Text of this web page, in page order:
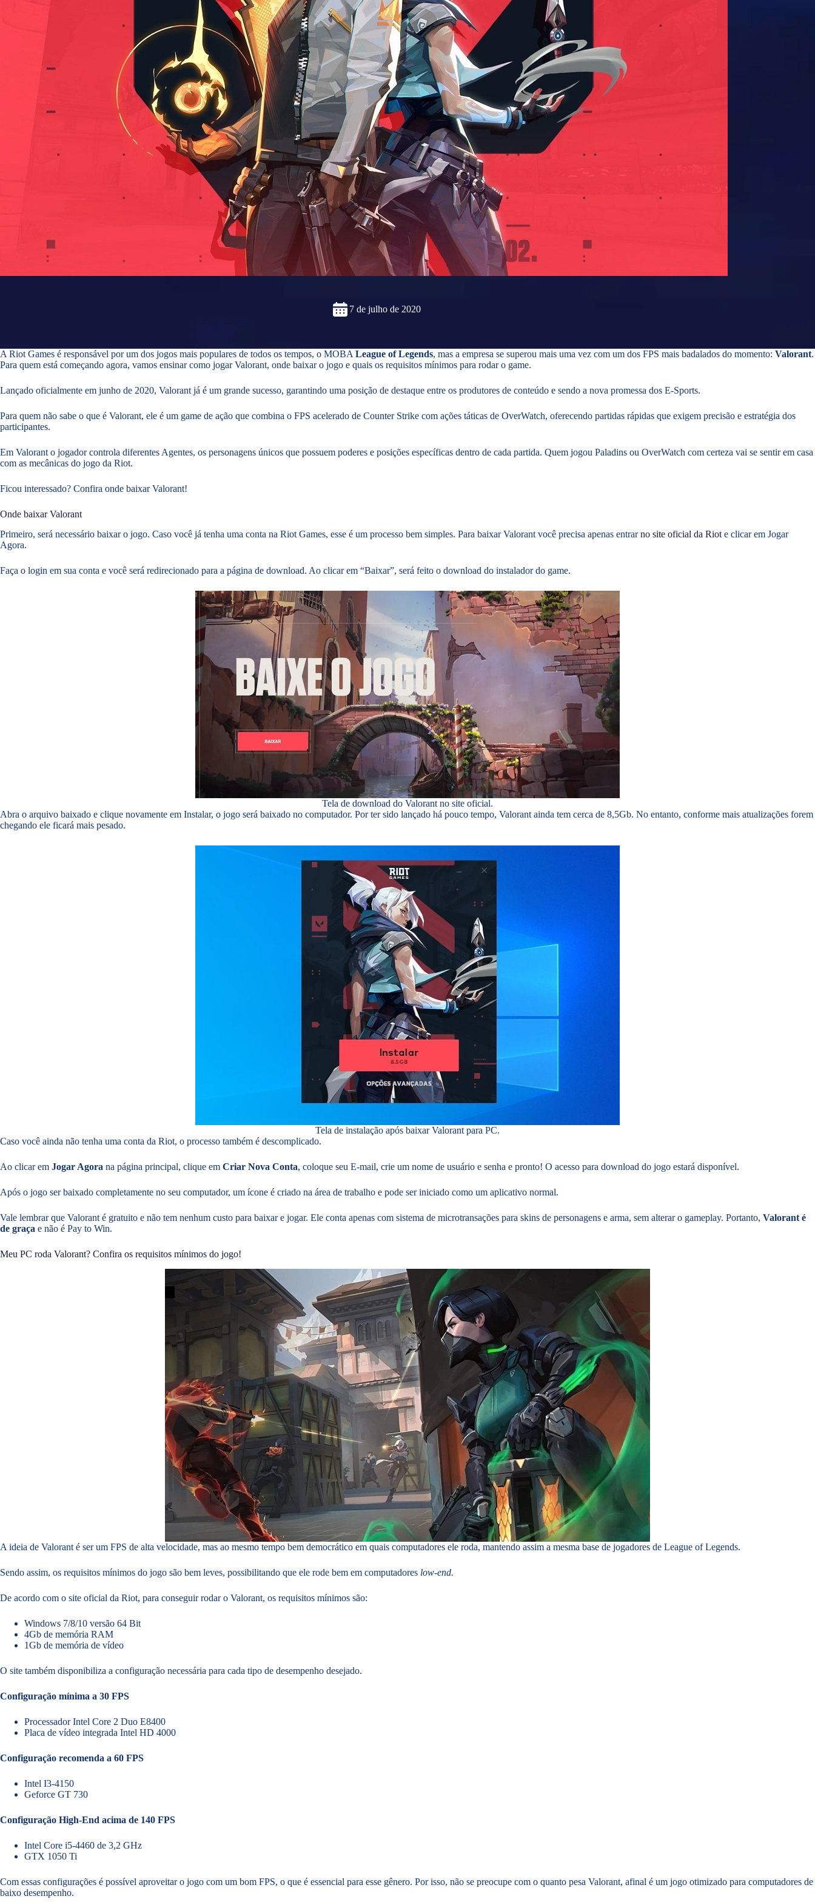
7 de julho de 2020
A Riot Games é responsável por um dos jogos mais populares de todos os tempos, o MOBA League of Legends, mas a empresa se superou mais uma vez com um dos FPS mais badalados do momento: Valorant.
Para quem está começando agora, vamos ensinar como jogar Valorant, onde baixar o jogo e quais os requisitos mínimos para rodar o game.
Lançado oficialmente em junho de 2020, Valorant já é um grande sucesso, garantindo uma posição de destaque entre os produtores de conteúdo e sendo a nova promessa dos E-Sports.
Para quem não sabe o que é Valorant, ele é um game de ação que combina o FPS acelerado de Counter Strike com ações táticas de OverWatch, oferecendo partidas rápidas que exigem precisão e estratégia dos
participantes.
Em Valorant o jogador controla diferentes Agentes, os personagens únicos que possuem poderes e posições específicas dentro de cada partida. Quem jogou Paladins ou OverWatch com certeza vai se sentir em casa
com as mecânicas do jogo da Riot.
Ficou interessado? Confira onde baixar Valorant!
Onde baixar Valorant
Primeiro, será necessário baixar o jogo. Caso você já tenha uma conta na Riot Games, esse é um processo bem simples. Para baixar Valorant você precisa apenas entrarno site oficial da Riot e clicar em Jogar
Agora.
Faça o login em sua conta e você será redirecionado para a página de download. Ao clicar em “Baixar”, será feito o download do instalador do game.
Tela de download do Valorant no site oficial.
Abra o arquivo baixado e clique novamente em Instalar, o jogo será baixado no computador. Por ter sido lançado há pouco tempo, Valorant ainda tem cerca de 8,5Gb. No entanto, conforme mais atualizações forem
chegando ele ficará mais pesado.
Tela de instalação após baixar Valorant para PC.
Caso você ainda não tenha uma conta da Riot, o processo também é descomplicado.
Ao clicar em Jogar Agora na página principal, clique em Criar Nova Conta, coloque seu E-mail, crie um nome de usuário e senha e pronto! O acesso para download do jogo estará disponível.
Após o jogo ser baixado completamente no seu computador, um ícone é criado na área de trabalho e pode ser iniciado como um aplicativo normal.
Vale lembrar que Valorant é gratuito e não tem nenhum custo para baixar e jogar. Ele conta apenas com sistema de microtransações para skins de personagens e arma, sem alterar o gameplay. Portanto, Valorant é
de graça e não é Pay to Win.
Meu PC roda Valorant? Confira os requisitos mínimos do jogo!
A ideia de Valorant é ser um FPS de alta velocidade, mas ao mesmo tempo bem democrático em quais computadores ele roda, mantendo assim a mesma base de jogadores de League of Legends.
Sendo assim, os requisitos mínimos do jogo são bem leves, possibilitando que ele rode bem em computadores low-end.
De acordo com o site oficial da Riot, para conseguir rodar o Valorant, os requisitos mínimos são:
Windows 7/8/10 versão 64 Bit
4Gb de memória RAM
1Gb de memória de vídeo
O site também disponibiliza a configuração necessária para cada tipo de desempenho desejado.
Configuração mínima a 30 FPS
Processador Intel Core 2 Duo E8400
Placa de vídeo integrada Intel HD 4000
Configuração recomenda a 60 FPS
Intel I3-4150
Geforce GT 730
Configuração High-End acima de 140 FPS
Intel Core i5-4460 de 3,2 GHz
GTX 1050 Ti
Com essas configurações é possível aproveitar o jogo com um bom FPS, o que é essencial para esse gênero. Por isso, não se preocupe com o quanto pesa Valorant, afinal é um jogo otimizado para computadores de
baixo desempenho.